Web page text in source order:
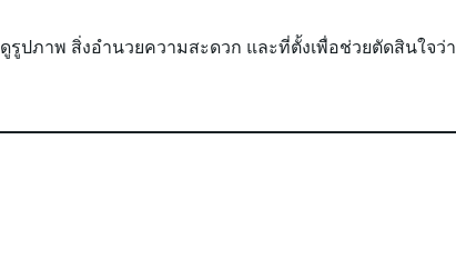
รูปภาพ สิ่งอำนวยความสะดวก และที่ตั้งเพื่อช่วยตัดสินใจ